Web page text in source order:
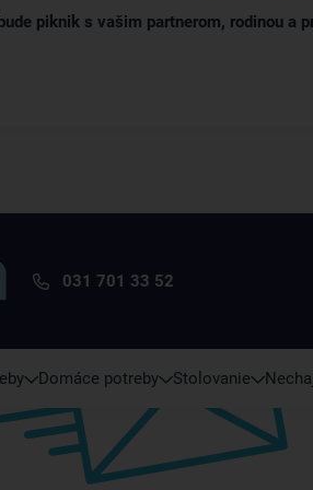
piknik s vašim partnerom, rodinou a
031 701 33 52
Domáce potreby Stolovanie